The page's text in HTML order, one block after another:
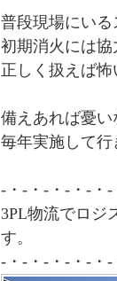
普段現場にい
初期消火には協
正しく扱えば
備えあれば憂い
毎年実施して
-・-・-・-・-・
3PL物流でロジ
す。
-・-・-・-・-・